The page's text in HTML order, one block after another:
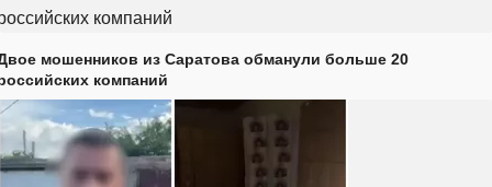
мошенников из Саратова обманули больше 20
компаний